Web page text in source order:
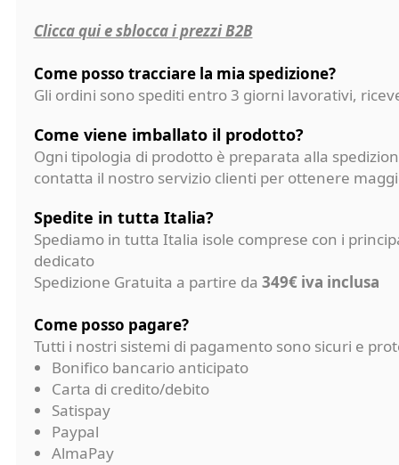
Clicca qui e sblocca i prezzi B2B
Come posso tracciare la mia spedizione?
Gli ordini sono spediti entro 3 giorni lavorativi,
Come viene imballato il prodotto?
Ogni tipologia di prodotto è preparata alla
contatta il nostro servizio clienti per ottenere
Spedite in tutta Italia?
Spediamo in tutta Italia isole comprese con i
dedicato
Spedizione Gratuita a partire da 349€ iva inclusa
Come posso pagare?
Tutti i nostri sistemi di pagamento sono sicuri e
Bonifico bancario anticipato
Carta di credito/debito
Satispay
Paypal
AlmaPay